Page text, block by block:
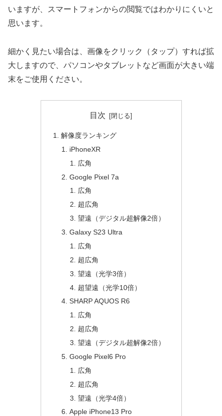
いますが、スマートフォンからの閲覧ではわかりにくいと
思います。
細かく見たい場合は、画像をクリック（タップ）すれば拡
大しますので、パソコンやタブレットなど画面が大きい端
末をご使用ください。
目次
解像度ランキング
iPhoneXR
広角
Google Pixel 7a
広角
超広角
望遠（デジタル超解像2倍）
Galaxy S23 Ultra
広角
超広角
望遠（光学3倍）
超望遠（光学10倍）
SHARP AQUOS R6
広角
超広角
望遠（デジタル超解像2倍）
Google Pixel6 Pro
広角
超広角
望遠（光学4倍）
Apple iPhone13 Pro